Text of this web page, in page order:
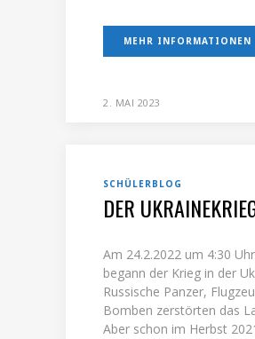
MEHR INFORMATIONEN
2. MAI 2023
SCHÜLERBLOG
DER
Am 24.2.2022 um 4:30 Uhr
begann der Krieg in der
Russische Panzer,
Bomben zerstörten das
Aber schon im Herbst